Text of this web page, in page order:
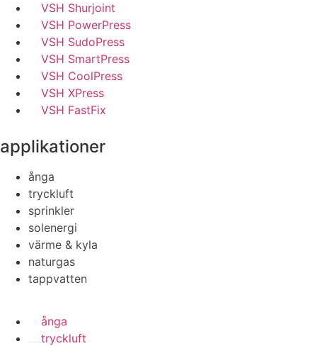
VSH Shurjoint
VSH PowerPress
VSH SudoPress
VSH SmartPress
VSH CoolPress
VSH XPress
VSH FastFix
applikationer
ånga
tryckluft
sprinkler
solenergi
värme & kyla
naturgas
tappvatten
ånga
tryckluft